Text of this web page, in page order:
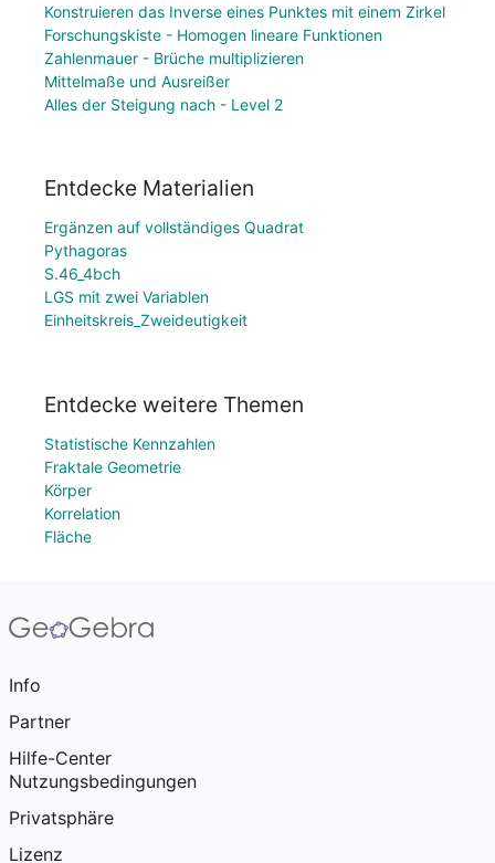
Konstruieren das Inverse eines Punktes mit einem Zirkel
Forschungskiste - Homogen lineare Funktionen
Zahlenmauer - Brüche multiplizieren
Mittelmaße und Ausreißer
Alles der Steigung nach - Level 2
Entdecke Materialien
Ergänzen auf vollständiges Quadrat
Pythagoras
S.46_4bch
LGS mit zwei Variablen
Einheitskreis_Zweideutigkeit
Entdecke weitere Themen
Statistische Kennzahlen
Fraktale Geometrie
Körper
Korrelation
Fläche
Info
Partner
Hilfe-Center
Nutzungsbedingungen
Privatsphäre
Lizenz